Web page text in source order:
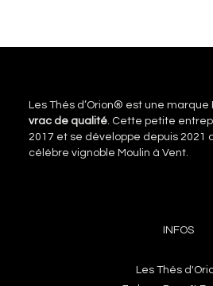
Les Thés d’Orion® est une
vrac de qualité. Cette petite
2017 et se développe depuis 2021
célèbre vignoble Moulin à Vent.
INFOS
Les Thés